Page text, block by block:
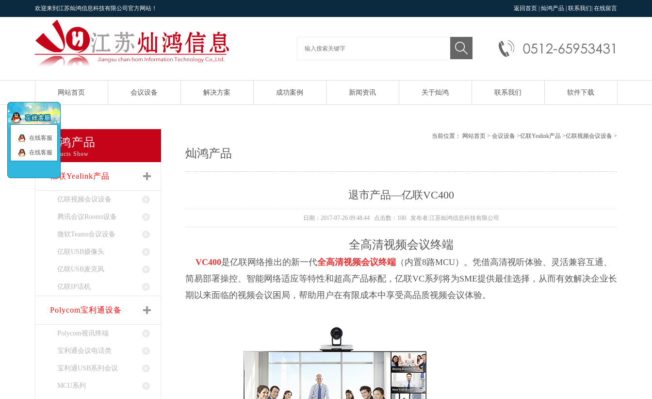
欢迎来到江苏灿鸿信息科技有限公司官方网站！ 返回首页 灿鸿产品 联系我们 在线留言
网站首页 会议设备 解决方案 成功案例 新闻资讯 关于灿鸿 联系我们 软件下载
灿鸿产品
Products Show
亿联Yealink产品
亿联视频会议设备
腾讯会议Rooms设备
微软Teams会议设备
亿联USB摄像头
亿联USB麦克风
亿联IP话机
Polycom宝利通设备
Polycom视讯终端
宝利通会议电话类
宝利通USB系列会议
MCU系列
当前位置： 网站首页 > 会议设备 >亿联Yealink产品 >亿联视频会议设备 >
灿鸿产品
退市产品—亿联VC400
日期：2017-07-26 09:48:44 点击数：100 发布者:江苏灿鸿信息科技有限公司
全高清视频会议终端
VC400是亿联网络推出的新一代全高清视频会议终端 （内置8路MCU）。凭借高清视听体验、灵活兼容互通、
简易部署操控、智能网络适应等特性和超高产品标配，亿联VC系列将为SME提供最佳选择，从而有效解决企业长
期以来面临的视频会议困局，帮助用户在有限成本中享受高品质视频会议体验。
在线客服
在线客服